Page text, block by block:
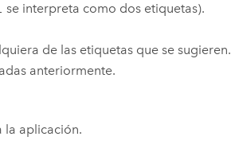
se interpreta como dos etiquetas).
de las etiquetas que se sugieren.
anteriormente.
la aplicación.